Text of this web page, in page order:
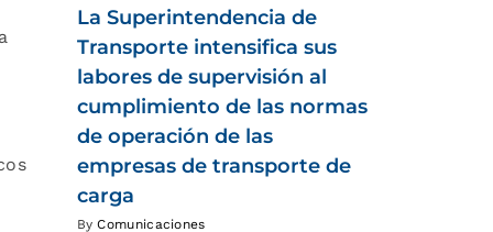
La Superintendencia de
Transporte intensifica sus
labores de supervisión al
cumplimiento de las normas
de operación de las
empresas de transporte de
carga
ByComunicaciones